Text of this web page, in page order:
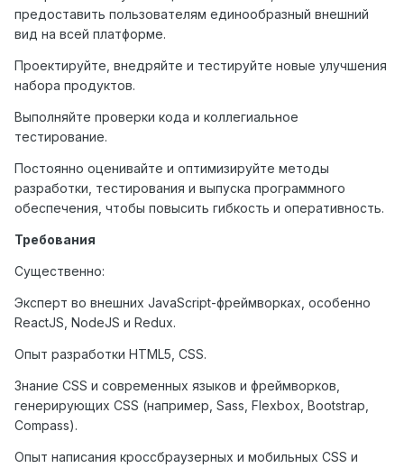
предоставить пользователям единообразный внешний
вид на всей платформе.
Проектируйте, внедряйте и тестируйте новые улучшения
набора продуктов.
Выполняйте проверки кода и коллегиальное
тестирование.
Постоянно оценивайте и оптимизируйте методы
разработки, тестирования и выпуска программного
обеспечения, чтобы повысить гибкость и оперативность.
Требования
Существенно:
Эксперт во внешних JavaScript-фреймворках, особенно
ReactJS, NodeJS и Redux.
Опыт разработки HTML5, CSS.
Знание CSS и современных языков и фреймворков,
генерирующих CSS (например, Sass, Flexbox, Bootstrap,
Compass).
Опыт написания кроссбраузерных и мобильных CSS и